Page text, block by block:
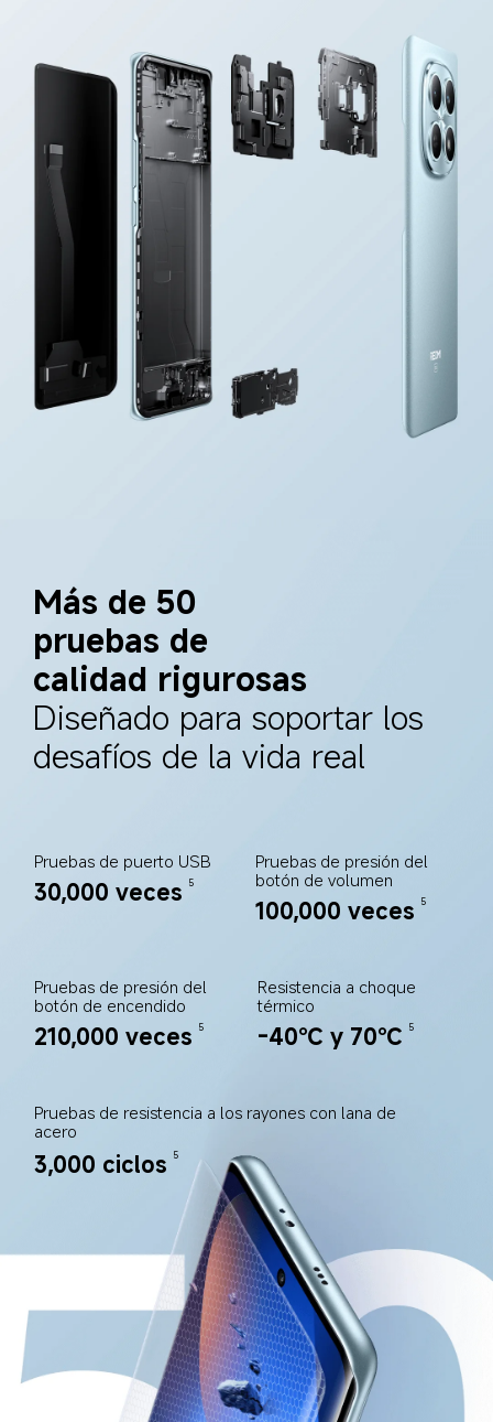
Más de 50
pruebas de
calidad rigurosas
Diseñado para soportar los
desafíos de la vida real
Pruebas de puerto USB
30,000 veces 5
Pruebas de presión del
botón de volumen
100,000 veces 5
Pruebas de presión del
botón de encendido
210,000 veces 5
Resistencia a choque
térmico
-40℃ y 70℃ 5
Pruebas de resistencia a los rayones con lana de
acero
3,000 ciclos 5